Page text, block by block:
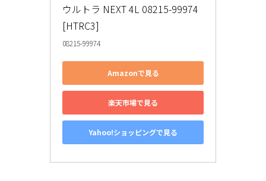
ウルトラ NEXT 4L 08215-99974
[HTRC3]
08215-99974
Amazonで見る
楽天市場で見る
Yahoo!ショッピングで見る